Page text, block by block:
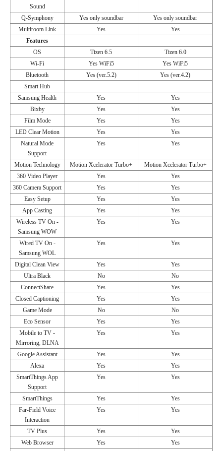
Sound
Q-Symphony Yes only soundbar
Yes only soundbar
Multiroom Link
Yes
Yes
Features
OS
Tizen 6.5
Tizen 6.0
Wi-Fi
Yes WiFi5
Yes WiFi5
Bluetooth
Yes (ver.5.2)
Yes (ver.4.2)
Smart Hub
Samsung Health
Yes
Yes
Bixby
Yes
Yes
Film Mode
Yes
Yes
LED Clear Motion
Yes
Yes
Natural Mode
Support
Yes Yes
Motion Technology Motion Xcelerator Turbo+
Motion Xcelerator Turbo+
360 Video Player
Yes
Yes
360 Camera Support
Yes
Yes
Easy Setup
Yes
Yes
App Casting
Yes
Yes
Wireless TV On -
Samsung WOW
Yes Yes
Wired TV On -
Samsung WOL
Yes Yes
Digital Clean View Yes
Yes
Ultra Black
No
No
ConnectShare
Yes
Yes
Closed Captioning
Yes
Yes
Game Mode
No
No
Eco Sensor
Yes
Yes
Mobile to TV -
Mirroring, DLNA
Yes Yes
Google Assistant Yes
Yes
Alexa
Yes
Yes
SmartThings App
Support
Yes Yes
SmartThings Yes
Yes
Far-Field Voice
Interaction
Yes Yes
TV Plus Yes
Yes
Web Browser
Yes
Yes